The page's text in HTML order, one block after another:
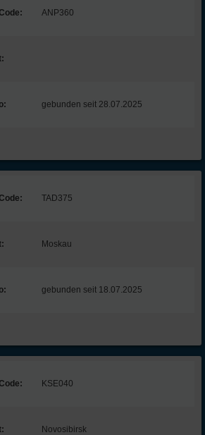
Code: ANP360
gebunden seit 28.07.2025
Code: TAD375
Moskau
gebunden seit 18.07.2025
Code: KSE040
Novosibirsk